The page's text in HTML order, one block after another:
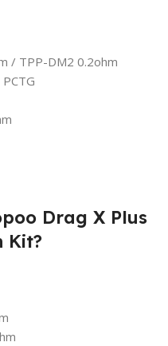
/ TPP-DM2 0.2ohm
Drag X Plus
Kit?